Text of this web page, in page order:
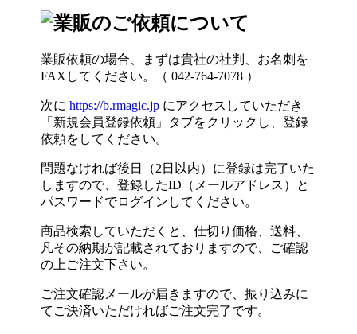
業販依頼の場合、まずは貴社の社判、お名刺を
FAXしてください。（ 042-764-7078 ）
次にhttps://b.rmagic.jp にアクセスしていただき
「新規会員登録依頼」タブをクリックし、登録
依頼をしてください。
問題なければ後日（2日以内）に登録は完了いた
しますので、登録したID（メールアドレス）と
パスワードでログインしてください。
商品検索していただくと、仕切り価格、送料、
凡その納期が記載されておりますので、ご確認
の上ご注文下さい。
ご注文確認メールが届きますので、振り込みに
てご決済いただければご注文完了です。